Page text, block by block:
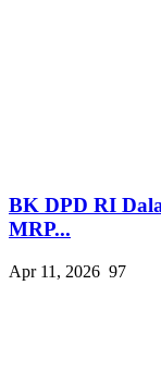
BK DPD RI
MRP...
Apr 11, 2026 97